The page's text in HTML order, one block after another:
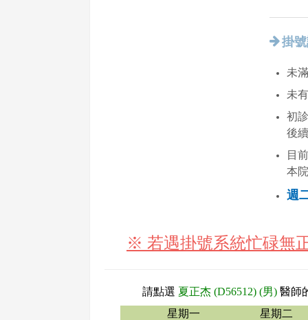
掛
未
未
初
後
目
本
週
※ 若遇掛號系統忙碌無
請點選 夏正杰 (D56512) (男) 醫師